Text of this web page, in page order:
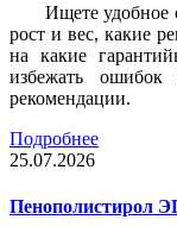
Ищете удобное
рост и вес, какие
на какие
избежать
рекомендации.
Подробнее
25.07.2026
Пенополистирол